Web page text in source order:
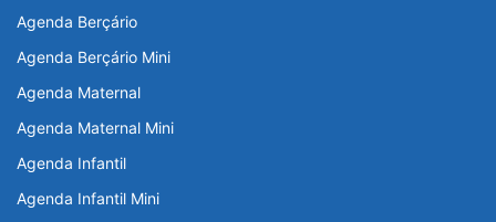
Agenda Berçário
Agenda Berçário Mini
Agenda Maternal
Agenda Maternal Mini
Agenda Infantil
Agenda Infantil Mini